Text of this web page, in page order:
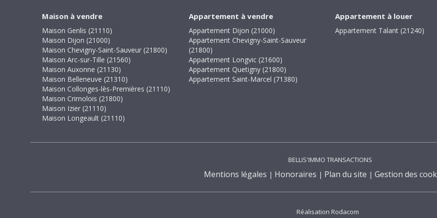
Maison à vendre
Maison Genlis (21110)
Maison Dijon (21000)
Maison Chevigny-Saint-Sauveur (21800)
Maison Arc-sur-Tille (21560)
Maison Auxonne (21130)
Maison Belleneuve (21310)
Maison Collonges-lès-Premières (21110)
Maison Crimolois (21800)
Maison Izier (21110)
Maison Longeault (21110)
Appartement à vendre
Appartement Dijon (21000)
Appartement Chevigny-Saint-Sauveur
(21800)
Appartement Longvic (21600)
Appartement Quetigny (21800)
Appartement Saint-Marcel (71380)
Appartement à louer
Appartement Talant (21240)
BELLIS'IMMO TRANSACTIONS
Mentions légales Honoraires Plan du site Gestion des
Réalisation Rodacom